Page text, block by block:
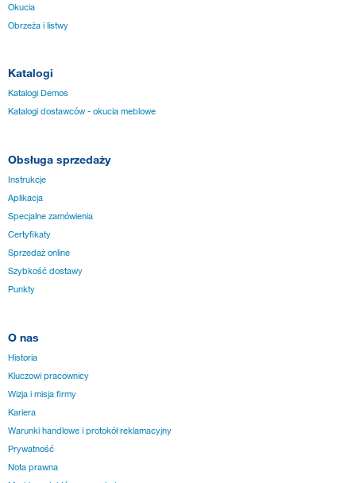
Okucia
Obrzeża i listwy
Katalogi
Katalogi Demos
Katalogi dostawców - okucia meblowe
Obsługa sprzedaży
Instrukcje
Aplikacja
Specjalne zamówienia
Certyfikaty
Sprzedaż online
Szybkość dostawy
Punkty
O nas
Historia
Kluczowi pracownicy
Wizja i misja firmy
Kariera
Warunki handlowe i protokół reklamacyjny
Prywatność
Nota prawna